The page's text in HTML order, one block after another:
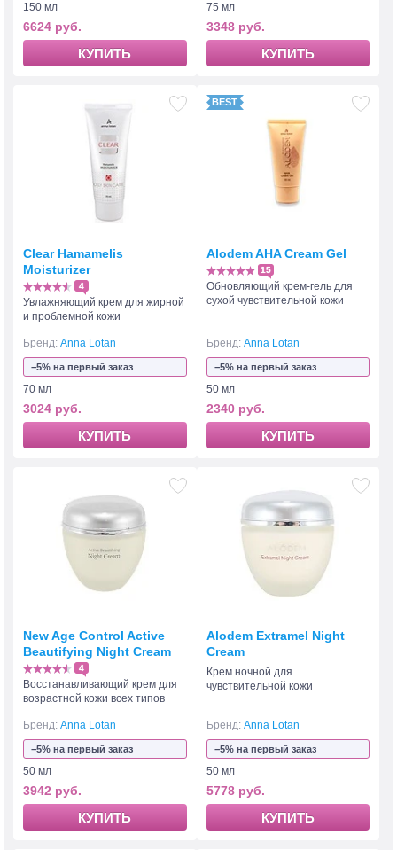
150 мл
6624 руб.
КУПИТЬ
75 мл
3348 руб.
КУПИТЬ
Clear Hamamelis
Moisturizer
4
Увлажняющий крем для жирной
и проблемной кожи
Бренд: Anna Lotan
−5% на первый заказ
70 мл
3024 руб.
КУПИТЬ
Alodem AHA Cream Gel
15
Обновляющий крем-гель для
сухой чувствительной кожи
Бренд: Anna Lotan
−5% на первый заказ
50 мл
2340 руб.
КУПИТЬ
New Age Control Active
Beautifying Night Cream
4
Восстанавливающий крем для
возрастной кожи всех типов
Бренд: Anna Lotan
−5% на первый заказ
50 мл
3942 руб.
КУПИТЬ
Alodem Extramel Night
Cream
Крем ночной для
чувствительной кожи
Бренд: Anna Lotan
−5% на первый заказ
50 мл
5778 руб.
КУПИТЬ